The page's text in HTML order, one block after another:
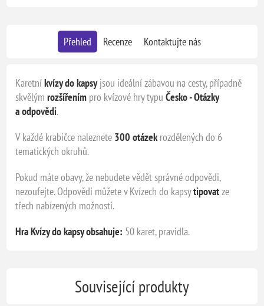
Přehled Recenze Kontaktujte nás
Karetníkvízy do kapsyjsou ideální zábavou na cesty, případně
skvělýmrozšířením pro kvízové hry typuČesko - Otázky
a odpovědi.
V každé krabičce naleznete 300 otázekrozdělených do 6
tematických okruhů.
Pokud máte obavy, že nebudete vědět správné odpovědi,
nezoufejte. Odpovědi můžete v Kvízech do kapsytipovatze
třech nabízených možností.
Hra Kvízy do kapsy obsahuje: 50 karet, pravidla.
Související produkty